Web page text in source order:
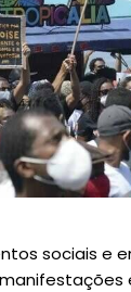
sociais e